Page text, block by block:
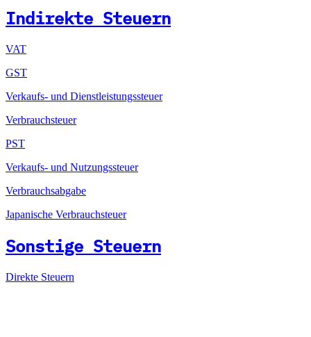
Indirekte Steuern
VAT
GST
Verkaufs- und Dienstleistungssteuer
Verbrauchsteuer
PST
Verkaufs- und Nutzungssteuer
Verbrauchsabgabe
Japanische Verbrauchsteuer
Sonstige Steuern
Direkte Steuern